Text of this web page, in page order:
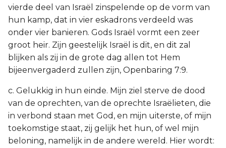
vierde deel van Israël zinspelende op de vorm van
hun kamp, dat in vier eskadrons verdeeld was
onder vier banieren. Gods Israël vormt een zeer
groot heir. Zijn geestelijk Israël is dit, en dit zal
blijken als zij in de grote dag allen tot Hem
bijeenvergaderd zullen zijn, Openbaring 7:9.
c. Gelukkig in hun einde. Mijn ziel sterve de dood
van de oprechten, van de oprechte Israëlieten, die
in verbond staan met God, en mijn uiterste, of mijn
toekomstige staat, zij gelijk het hun, of wel mijn
beloning, namelijk in de andere wereld. Hier wordt: